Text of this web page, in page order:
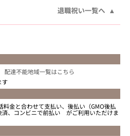
退職祝い一覧へ
配達不能地域一覧はこちら
す
料金と合わせて支払い、後払い（GMO後払
済、コンビニで前払い がご利用いただけま